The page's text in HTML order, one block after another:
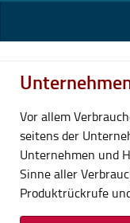
Vor allem
seitens der
Unternehmen und
Sinne aller
Produktrückrufe